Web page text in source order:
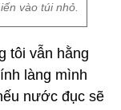
vào túi nhỏ.
tôi vẫn hằng
làng mình
nước đục sẽ